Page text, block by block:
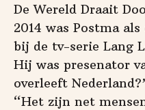
De Wereld Draait
2014 was Postma
bij de tv-serie Lang
Hij was presenator
overleeft
“Het zijn net